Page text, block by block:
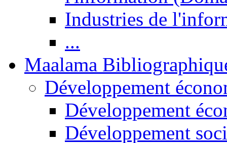
Industries de
...
Maalama
Développement
Développement
Développement